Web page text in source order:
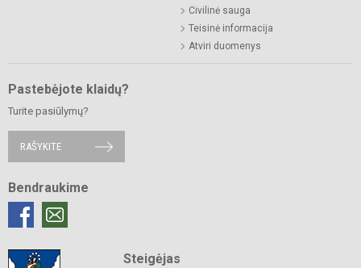
Civilinė sauga
Teisinė informacija
Atviri duomenys
Pastebėjote klaidų?
Turite pasiūlymų?
RAŠYKITE
Bendraukime
Steigėjas